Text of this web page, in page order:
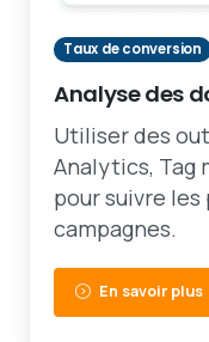
Taux de conversion
Analyse des
Utiliser des
Analytics, Tag
pour suivre
campagnes.
En savoir plus